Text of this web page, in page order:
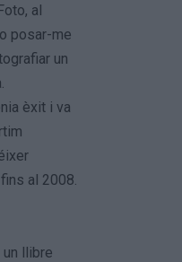
al
posar-me
un
èxit i va
al 2008.
llibre